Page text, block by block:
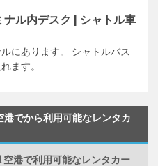
ナル内デスク | シャトル車
にあります。 シャトルバス
ます。
でから利用可能なレンタカ
港で利用可能なレンタカー